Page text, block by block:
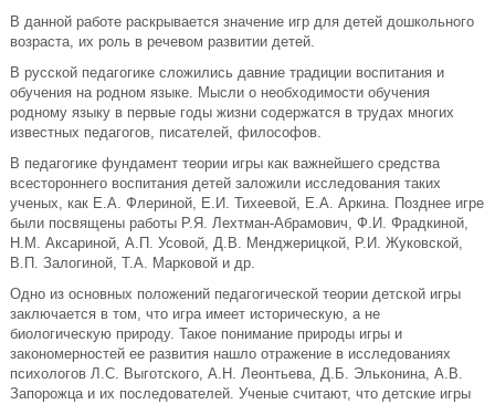
В данной работе раскрывается значение игр для детей дошкольного
возраста, их роль в речевом развитии детей.
В русской педагогике сложились давние традиции воспитания и
обучения на родном языке. Мысли о необходимости обучения
родному языку в первые годы жизни содержатся в трудах многих
известных педагогов, писателей, философов.
В педагогике фундамент теории игры как важнейшего средства
всестороннего воспитания детей заложили исследования таких
ученых, как Е.А. Флериной, Е.И. Тихеевой, Е.А. Аркина. Позднее игре
были посвящены работы Р.Я. Лехтман-Абрамович, Ф.И. Фрадкиной,
Н.М. Аксариной, А.П. Усовой, Д.В. Менджерицкой, Р.И. Жуковской,
В.П. Залогиной, Т.А. Марковой и др.
Одно из основных положений педагогической теории детской игры
заключается в том, что игра имеет историческую, а не
биологическую природу. Такое понимание природы игры и
закономерностей ее развития нашло отражение в исследованиях
психологов Л.С. Выготского, А.Н. Леонтьева, Д.Б. Эльконина, А.В.
Запорожца и их последователей. Ученые считают, что детские игры